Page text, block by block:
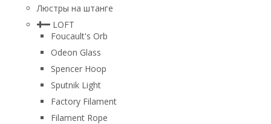
Люстры на штанге
LOFT
Foucault's Orb
Odeon Glass
Spencer Hoop
Sputnik Light
Factory Filament
Filament Rope